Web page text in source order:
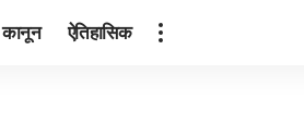
कानून ऐतिहासिक